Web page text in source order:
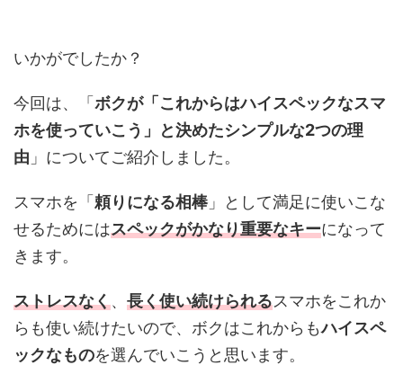
いかがでしたか？
今回は、「ボクが「これからはハイスペックなスマ
ホを使っていこう」と決めたシンプルな2つの理
由 」についてご紹介しました。
スマホを「頼りになる相棒」として満足に使いこな
せるためにはスペックがかなり重要なキーになって
きます。
ストレスなく、 長く使い続けられるスマホをこれか
らも使い続けたいので、ボクはこれからもハイスペ
ックなものを選んでいこうと思います。